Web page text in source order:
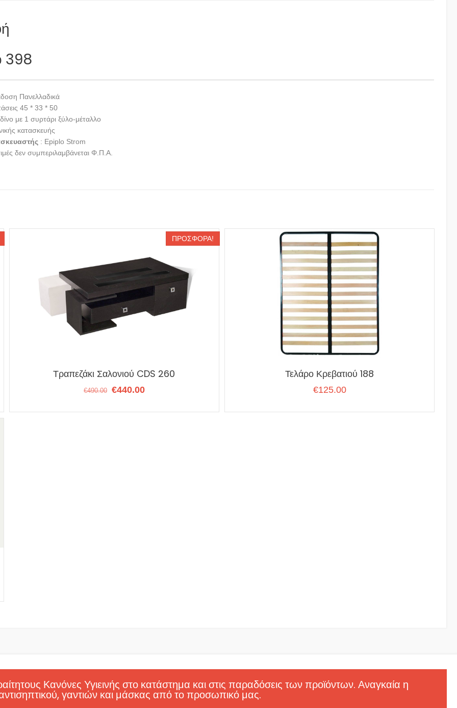
398
Πανελλαδικά
45 * 33 * 50
με 1 συρτάρι ξύλο-μέταλλο
κατασκευής
: Epiplo Strom
δεν συμπεριλαμβάνεται Φ.Π.Α.
ΠΡΟΣΦΟΡΆ!
Τραπεζάκι Σαλονιού CDS 260
€490.00
Original
€440.00Η
Τελάρο Κρεβατιού 188
€125.00
Κανόνες Υγιεινής στο κατάστημα και στις παραδόσεις των προϊόντων. Αναγκαία η
γαντιών και μάσκας από το προσωπικό μας.